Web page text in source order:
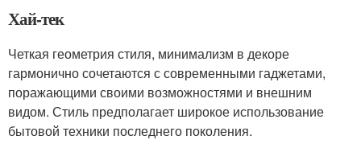
Хай-тек
Четкая геометрия стиля, минимализм в декоре
гармонично сочетаются с современными гаджетами,
поражающими своими возможностями и внешним
видом. Стиль предполагает широкое использование
бытовой техники последнего поколения.